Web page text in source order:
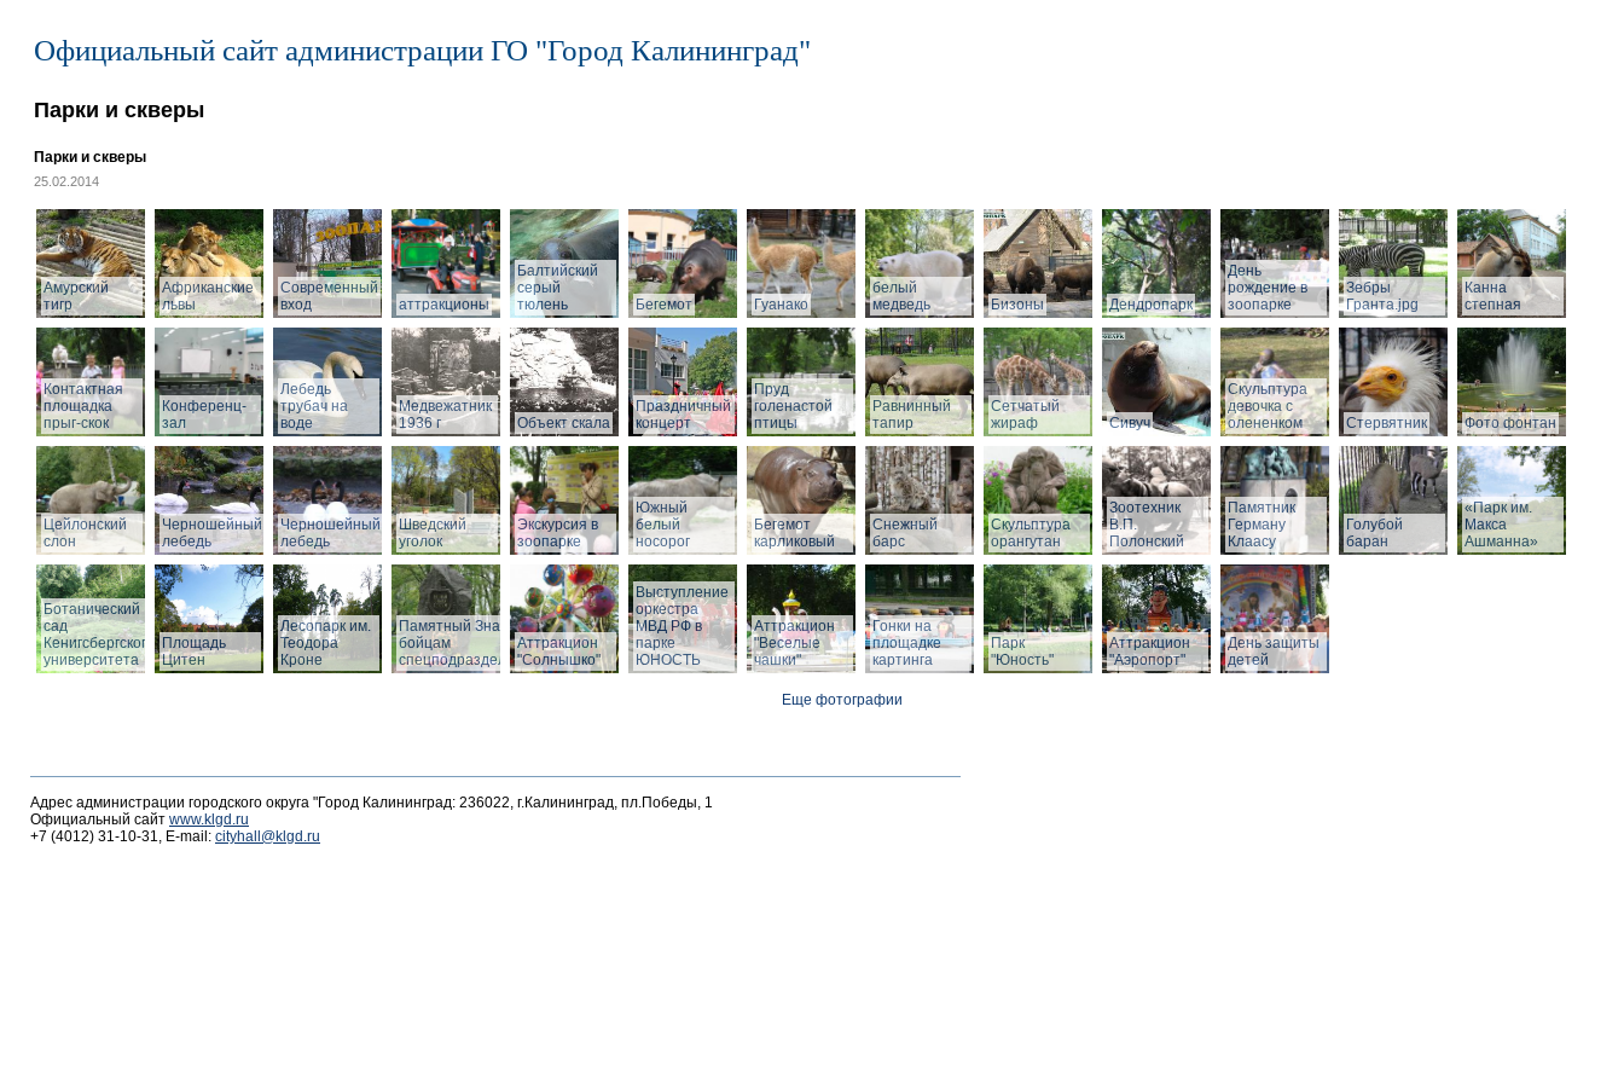
Официальный сайт администрации ГО "Город Калининград"
Парки и скверы
Парки и скверы
25.02.2014
Амурский
тигр
Африканские
львы
Современный
вход
аттракционы
Балтийский
серый
тюлень
Бегемот Гуанако
белый
медведь
Бизоны Дендропарк
День
рождение в
зоопарке
Зебры
Гранта.jpg
Канна
степная
Контактная
площадка
прыг-скок
Конференц-
зал
Лебедь
трубач на
воде
Медвежатник
1936 г
Объект скала
Праздничный
концерт
Пруд
голенастой
птицы
Равнинный
тапир
Сетчатый
жираф
Сивуч
Скульптура
девочка с
олененком
Стервятник Фото фонтан
Цейлонский
слон
Черношейный
лебедь
Черношейный
лебедь
Шведский
уголок
Экскурсия в
зоопарке
Южный
белый
носорог
Бегемот
карликовый
Снежный
барс
Скульптура
орангутан
Зоотехник
В.П.
Полонский
Памятник
Герману
Клаасу
Голубой
баран
«Парк им.
Макса
Ашманна»
Ботанический
сад
Кенигсбергского
университета
Площадь
Цитен
Лесопарк им.
Теодора
Кроне
Памятный Знак
бойцам
спецподразделений
Аттракцион
"Солнышко"
Выступление
оркестра
МВД РФ в
парке
ЮНОСТЬ
Аттракцион
"Веселые
чашки"
Гонки на
площадке
картинга
Парк
"Юность"
Аттракцион
"Аэропорт"
День защиты
детей
Еще фотографии
Адрес администрации городского округа "Город Калининград: 236022, г.Калининград, пл.Победы, 1
Официальный сайт www.klgd.ru
+7 (4012) 31-10-31, E-mail: cityhall@klgd.ru